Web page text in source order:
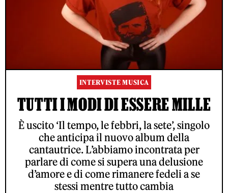
INTERVISTE MUSICA
TUTTI I MODI DI ESSERE MILLE
È uscito ‘Il tempo, le febbri, la sete’, singolo
che anticipa il nuovo album della
cantautrice. L’abbiamo incontrata per
parlare di come si supera una delusione
d’amore e di come rimanere fedeli a se
stessi mentre tutto cambia